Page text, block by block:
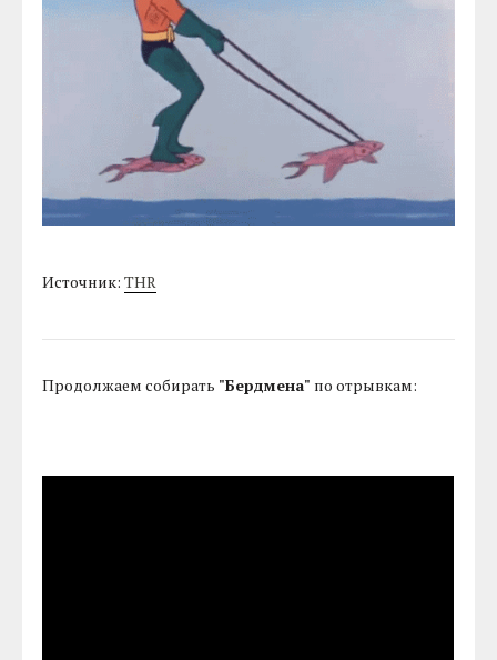
Источник:THR
Продолжаем собирать "Бердмена" по отрывкам: